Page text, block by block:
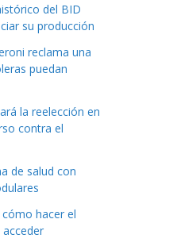
del BID
su producción
reclama una
puedan
la reelección en
contra el
de salud con
hacer el